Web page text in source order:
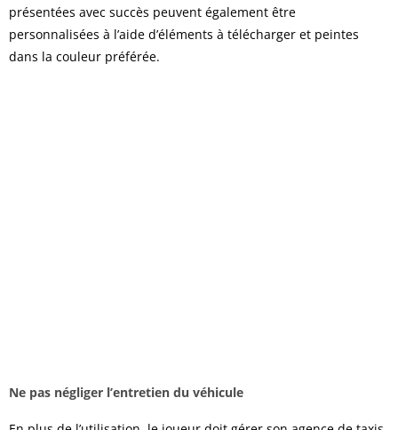
présentées avec succès peuvent également être
personnalisées à l’aide d’éléments à télécharger et peintes
dans la couleur préférée.
Ne pas négliger l’entretien du véhicule